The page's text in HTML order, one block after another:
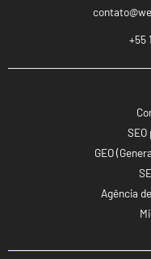
+55
GEO
Agência